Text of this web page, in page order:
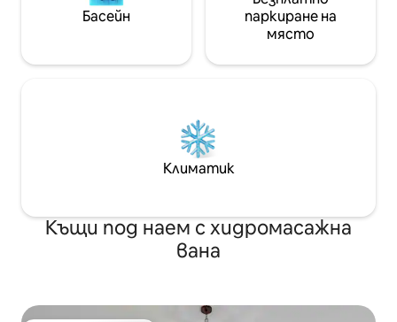
Басейн
паркиране на
място
Климатик
Къщи под наем с хидромасажна
вана